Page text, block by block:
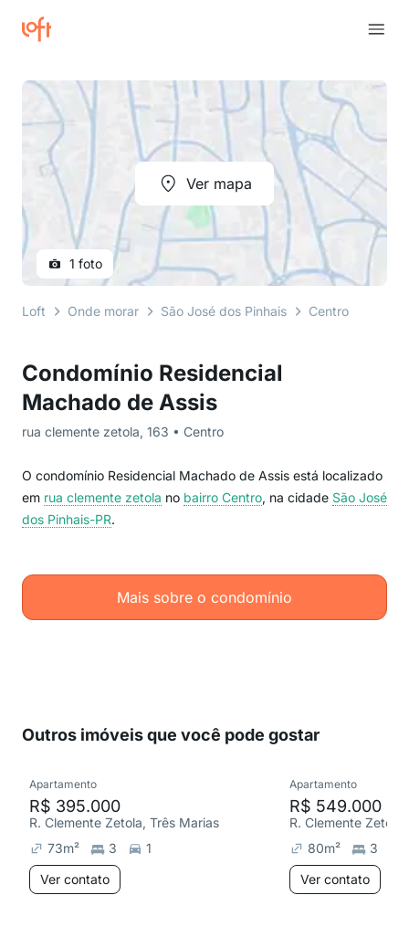
Condomínio Residencial
Machado de Assis
rua clemente zetola, 163 • Centro
O condomínio Residencial Machado de Assis está localizado
em rua clemente zetola no bairro Centro, na cidade São José
dos Pinhais-PR.
Mais sobre o condomínio
Ver mapa
1 foto
Loft Onde morar São José dos Pinhais Centro
Outros imóveis que você pode gostar
Apartamento
R$ 395.000
R. Clemente Zetola, Três Marias
73m² 3
1
Ver contato
Apartamento
R$ 549.000
R. Clemente
80m² 3
Ver contato